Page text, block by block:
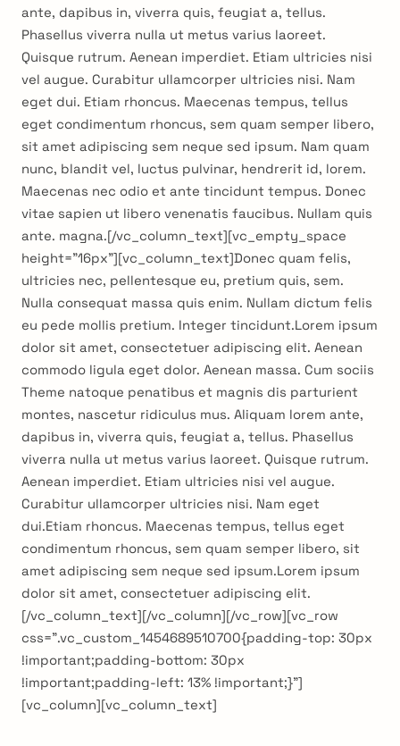
ante, dapibus in, viverra quis, feugiat a, tellus.
Phasellus viverra nulla ut metus varius laoreet.
Quisque rutrum. Aenean imperdiet. Etiam ultricies nisi
vel augue. Curabitur ullamcorper ultricies nisi. Nam
eget dui. Etiam rhoncus. Maecenas tempus, tellus
eget condimentum rhoncus, sem quam semper libero,
sit amet adipiscing sem neque sed ipsum. Nam quam
nunc, blandit vel, luctus pulvinar, hendrerit id, lorem.
Maecenas nec odio et ante tincidunt tempus. Donec
vitae sapien ut libero venenatis faucibus. Nullam quis
ante. magna.[/vc_column_text][vc_empty_space
height=”16px”][vc_column_text]Donec quam felis,
ultricies nec, pellentesque eu, pretium quis, sem.
Nulla consequat massa quis enim. Nullam dictum felis
eu pede mollis pretium. Integer tincidunt.Lorem ipsum
dolor sit amet, consectetuer adipiscing elit. Aenean
commodo ligula eget dolor. Aenean massa. Cum sociis
Theme natoque penatibus et magnis dis parturient
montes, nascetur ridiculus mus. Aliquam lorem ante,
dapibus in, viverra quis, feugiat a, tellus. Phasellus
viverra nulla ut metus varius laoreet. Quisque rutrum.
Aenean imperdiet. Etiam ultricies nisi vel augue.
Curabitur ullamcorper ultricies nisi. Nam eget
dui.Etiam rhoncus. Maecenas tempus, tellus eget
condimentum rhoncus, sem quam semper libero, sit
amet adipiscing sem neque sed ipsum.Lorem ipsum
dolor sit amet, consectetuer adipiscing elit.
[/vc_column_text][/vc_column][/vc_row][vc_row
css=”.vc_custom_1454689510700{padding-top: 30px
!important;padding-bottom: 30px
!important;padding-left: 13% !important;}”]
[vc_column][vc_column_text]